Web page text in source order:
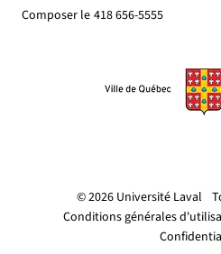
© 2026 Université Laval
Conditions générales
Composer le 418 656-5555